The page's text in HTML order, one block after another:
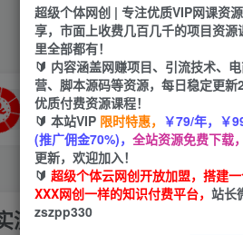
VIP推广
70%分佣
会员专属推广链接
招
7天2K收益新手小白都可
超级个体网创 | 专注优质VIP网课资
享，市面上收费几百几千的项目资源
里全部都有！
🔰 内容涵盖网赚项目、引流技术、
营、脚本源码等资源，每日稳定更新
优质付费资源课程！
🔰 本站VIP 限时特惠， ￥79/年，￥
(推广佣金70%)， 全站资源免费下载，
更新，欢迎加入！
🔰 超级个体云网创开放加盟，搭建
XXX网创一样的知识付费平台， 站长
zszpp330